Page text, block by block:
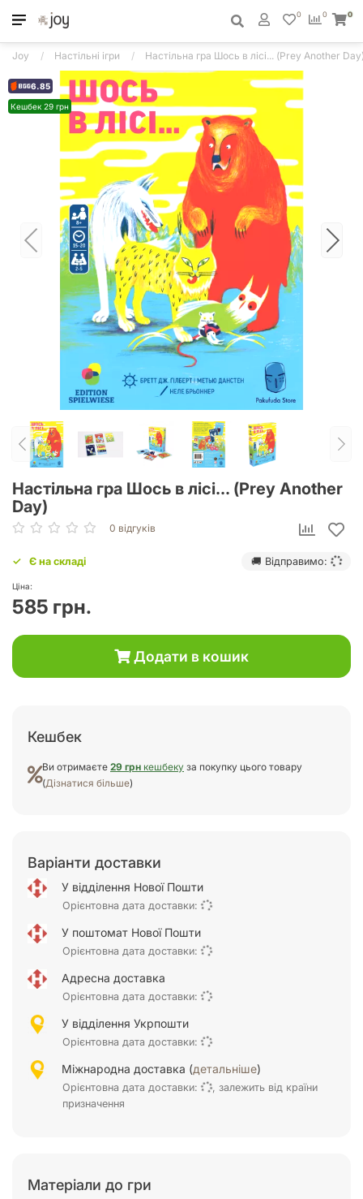
0
0 0
Joy Настільні ігри Настільна гра Шось в лісі... (Prey Another
6.85
Кешбек 29 грн
Настільна гра Шось в лісі... (Prey Another
Day)
0 відгуків
Є на складі 🚚 Відправимо:
Ціна:
585 грн.
Додати в кошик
Кешбек
Ви отримаєте 29 грн кешбеку за покупку цього товару
(Дізнатися більше)
Варіанти доставки
У відділення Нової Пошти
Орієнтовна дата доставки:
У поштомат Нової Пошти
Орієнтовна дата доставки:
Адресна доставка
Орієнтовна дата доставки:
У відділення Укрпошти
Орієнтовна дата доставки:
Міжнародна доставка (детальніше)
Орієнтовна дата доставки:
, залежить від країни
призначення
Матеріали до гри